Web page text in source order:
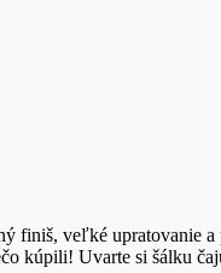
finiš, veľké upratovanie
kúpili! Uvarte si šálku